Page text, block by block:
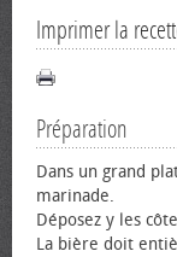
Imprimer la
Préparation
Dans un grand
marinade.
Déposez y les
La bière doit